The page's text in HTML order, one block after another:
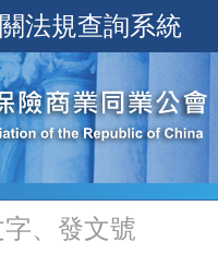
法規查詢系統